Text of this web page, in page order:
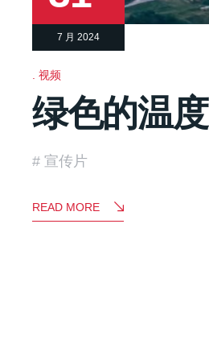
7 月 2024
视频
绿色的温度
宣传片
READ MORE